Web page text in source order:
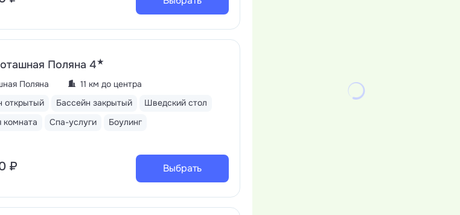
Поляна 4★
Поляна
11 км до центра
открытый
Бассейн закрытый
Шведский стол
комната
Спа-услуги Боулинг
₽ Выбрать